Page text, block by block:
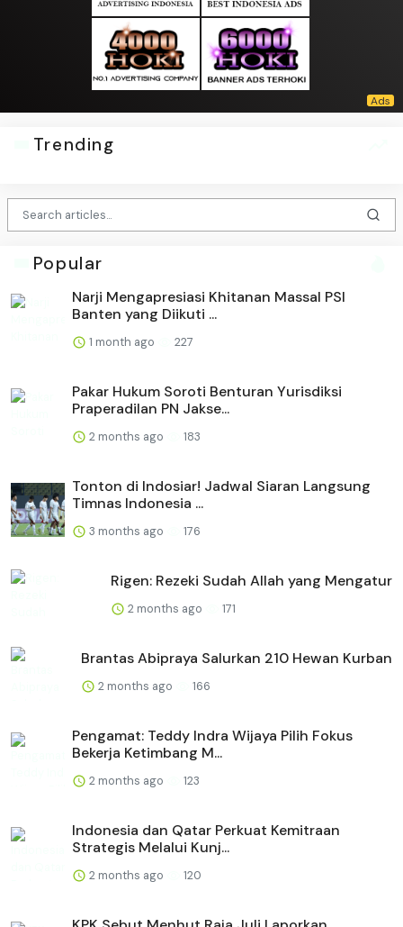
Trending
Popular
Narji Mengapresiasi Khitanan Massal PSI
Banten yang Diikuti ...
1 month ago 227
Pakar Hukum Soroti Benturan Yurisdiksi
Praperadilan PN Jakse...
2 months ago 183
Tonton di Indosiar! Jadwal Siaran Langsung
Timnas Indonesia ...
3 months ago 176
Rigen: Rezeki Sudah Allah yang Mengatur
2 months ago 171
Brantas Abipraya Salurkan 210 Hewan Kurban
2 months ago 166
Pengamat: Teddy Indra Wijaya Pilih Fokus
Bekerja Ketimbang M...
2 months ago 123
Indonesia dan Qatar Perkuat Kemitraan
Strategis Melalui Kunj...
2 months ago 120